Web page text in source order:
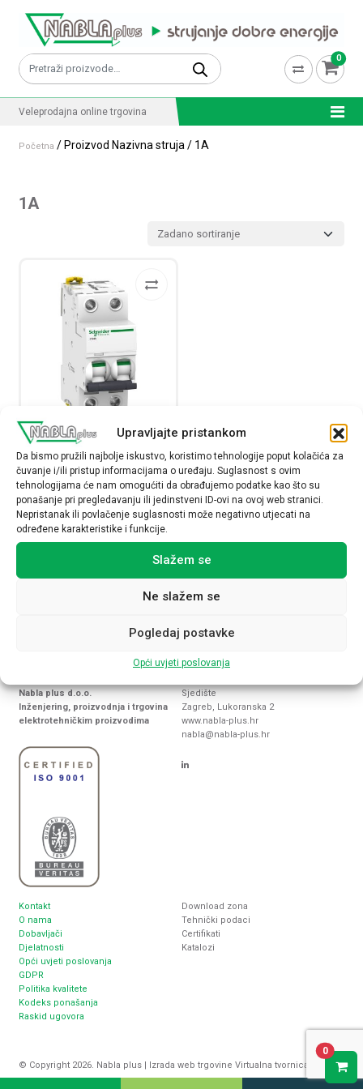
Upravljajte pristankom
Da bismo pružili najbolje iskustvo, koristimo tehnologije poput kolačića za
čuvanje i/ili pristup informacijama o uređaju. Suglasnost s ovim
tehnologijama će nam omogućiti da obrađujemo podatke kao što su
ponašanje pri pregledavanju ili jedinstveni ID-ovi na ovoj web stranici.
Nepristanak ili povlačenje suglasnosti može negativno utjecati na
određene karakteristike i funkcije.
Slažem se
Ne slažem se
Pogledaj postavke
Opći uvjeti poslovanja
Pretraži: 0
Veleprodajna online trgovina
Početna / Proizvod Nazivna struja / 1A
1A
Minijaturni automatski prekidač
iC60 10kA,2P, 1A, C krivulja
A9F74201
24,40€
Nabla plus d.o.o.
Inženjering, proizvodnja i trgovina
elektrotehničkim proizvodima
Sjedište
Zagreb, Lukoranska 2
www.nabla-plus.hr
nabla@nabla-plus.hr
Kontakt
O nama
Dobavljači
Djelatnosti
Opći uvjeti poslovanja
GDPR
Politika kvalitete
Kodeks ponašanja
Raskid ugovora
Download zona
Tehnički podaci
Certifikati
Katalozi
© Copyright 2026. Nabla plus | Izrada web trgovine Virtualna tvornica
0